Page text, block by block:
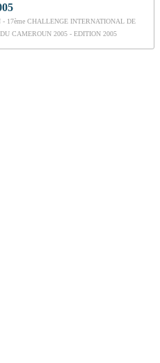
17ème CHALLENGE INTERNATIONAL DE
CAMEROUN 2005 - EDITION 2005